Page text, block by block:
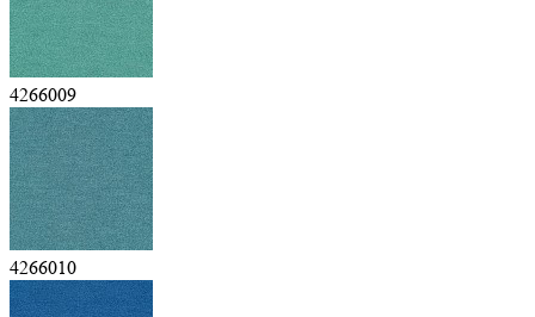
4266009
4266010